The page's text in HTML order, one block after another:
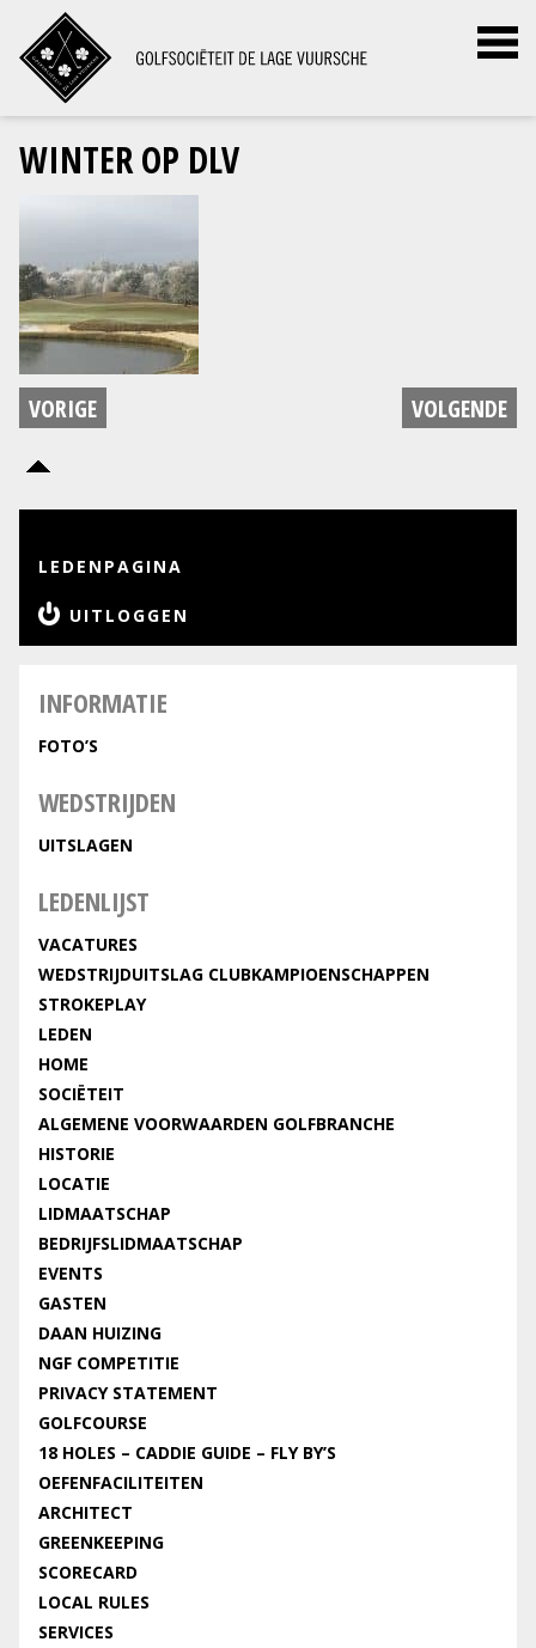
WINTER OP DLV
VORIGE VOLGENDE
LEDENPAGINA
UITLOGGEN
INFORMATIE
FOTO’S
WEDSTRIJDEN
UITSLAGEN
LEDENLIJST
VACATURES
WEDSTRIJDUITSLAG CLUBKAMPIOENSCHAPPEN
STROKEPLAY
LEDEN
HOME
SOCIËTEIT
ALGEMENE VOORWAARDEN GOLFBRANCHE
HISTORIE
LOCATIE
LIDMAATSCHAP
BEDRIJFSLIDMAATSCHAP
EVENTS
GASTEN
DAAN HUIZING
NGF COMPETITIE
PRIVACY STATEMENT
GOLFCOURSE
18 HOLES – CADDIE GUIDE – FLY BY’S
OEFENFACILITEITEN
ARCHITECT
GREENKEEPING
SCORECARD
LOCAL RULES
SERVICES